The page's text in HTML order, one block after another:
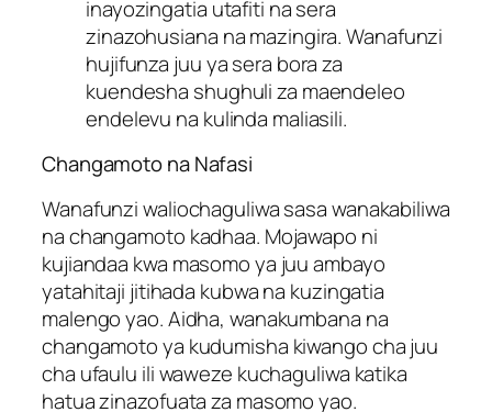
inayozingatia utafiti na sera
zinazohusiana na mazingira. Wanafunzi
hujifunza juu ya sera bora za
kuendesha shughuli za maendeleo
endelevu na kulinda maliasili.
Changamoto na Nafasi
Wanafunzi waliochaguliwa sasa wanakabiliwa
na changamoto kadhaa. Mojawapo ni
kujiandaa kwa masomo ya juu ambayo
yatahitaji jitihada kubwa na kuzingatia
malengo yao. Aidha, wanakumbana na
changamoto ya kudumisha kiwango cha juu
cha ufaulu ili waweze kuchaguliwa katika
hatua zinazofuata za masomo yao.